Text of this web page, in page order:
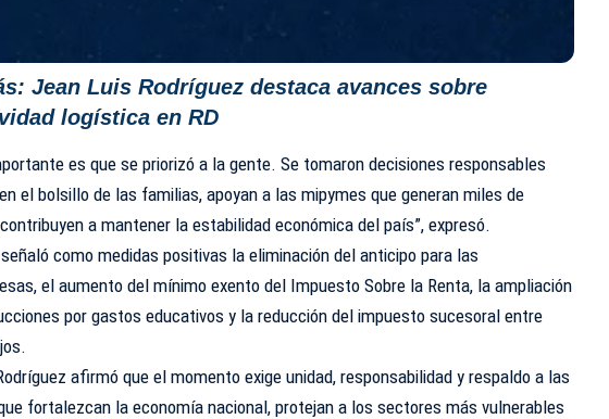
Jean Luis Rodríguez destaca avances sobre
logística en RD
es que se priorizó a la gente. Se tomaron decisiones responsables
el bolsillo de las familias, apoyan a las mipymes que generan miles de
a mantener la estabilidad económica del país”, expresó.
como medidas positivas la eliminación del anticipo para las
el aumento del mínimo exento del Impuesto Sobre la Renta, la ampliación
por gastos educativos y la reducción del impuesto sucesoral entre
afirmó que el momento exige unidad, responsabilidad y respaldo a las
fortalezcan la economía nacional, protejan a los sectores más vulnerables